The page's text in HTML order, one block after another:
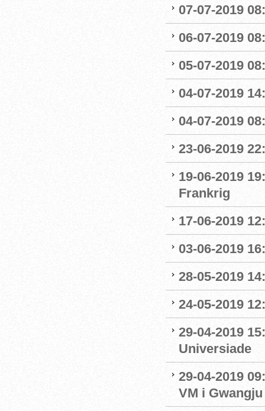
07-07-2019
06-07-2019
05-07-2019
04-07-2019
04-07-2019
23-06-2019
19-06-2019
Frankrig
17-06-2019
03-06-2019
28-05-2019
24-05-2019
29-04-2019
Universiade
29-04-2019
VM i Gwangju